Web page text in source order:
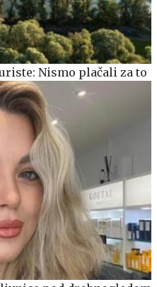
Nismo plačali za to